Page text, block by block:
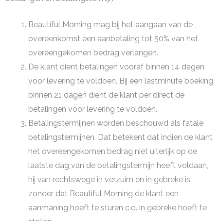
Beautiful Morning mag bij het aangaan van de
overeenkomst een aanbetaling tot 50% van het
overeengekomen bedrag verlangen.
De klant dient betalingen vooraf binnen 14 dagen
voor levering te voldoen. Bij een lastminute boeking
binnen 21 dagen dient de klant per direct de
betalingen voor levering te voldoen.
Betalingstermijnen worden beschouwd als fatale
betalingstermijnen. Dat betekent dat indien de klant
het overeengekomen bedrag niet uiterlijk op de
laatste dag van de betalingstermijn heeft voldaan,
hij van rechtswege in verzuim en in gebreke is,
zonder dat Beautiful Morning de klant een
aanmaning hoeft te sturen c.q. in gebreke hoeft te